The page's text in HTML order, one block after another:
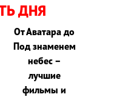
ДНЯ
От Аватара до
Под знаменем
небес –
лучшие
фильмы и